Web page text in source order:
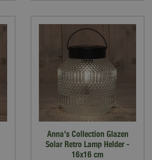
Anna's Collection Glazen
Solar Retro Lamp Helder -
16x16 cm